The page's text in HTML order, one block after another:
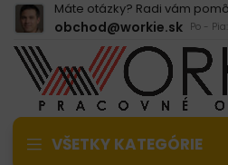
Máte otázky? Radi vám
obchod@workie.sk Po -
VŠETKY KATEGÓRIE